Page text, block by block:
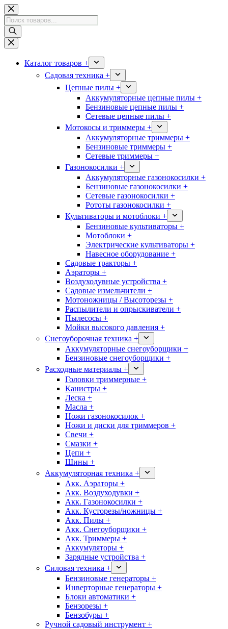
Перейти
к
сути
Поиск
товаров
Каталог товаров +
Садовая техника +
Цепные пилы +
Аккумуляторные цепные пилы +
Бензиновые цепные пилы +
Сетевые цепные пилы +
Мотокосы и триммеры +
Аккумуляторные триммеры +
Бензиновые триммеры +
Сетевые триммеры +
Газонокосилки +
Аккумуляторные газонокосилки +
Бензиновые газонокосилки +
Сетевые газонокосилки +
Рототы газонокосилки +
Культиваторы и мотоблоки +
Бензиновые культиваторы +
Мотоблоки +
Электрические культиваторы +
Навесное оборудование +
Садовые тракторы +
Аэраторы +
Воздуходувные устройства +
Садовые измельчители +
Мотоножницы / Высоторезы +
Распылители и опрыскиватели +
Пылесосы +
Мойки высокого давления +
Снегоуборочная техника +
Аккумуляторные снегоуборщики +
Бензиновые снегоуборщики +
Расходные материалы +
Головки триммерные +
Канистры +
Леска +
Масла +
Ножи газонокосилок +
Ножи и диски для триммеров +
Свечи +
Смазки +
Цепи +
Шины +
Аккумуляторная техника +
Акк. Аэраторы +
Акк. Воздуходувки +
Акк. Газонокосилки +
Акк. Кусторезы/ножницы +
Акк. Пилы +
Акк. Снегоуборщики +
Акк. Триммеры +
Аккумуляторы +
Зарядные устройства +
Силовая техника +
Бензиновые генераторы +
Инверторные генераторы +
Блоки автоматики +
Бензорезы +
Бензобуры +
Ручной садовый инструмент +